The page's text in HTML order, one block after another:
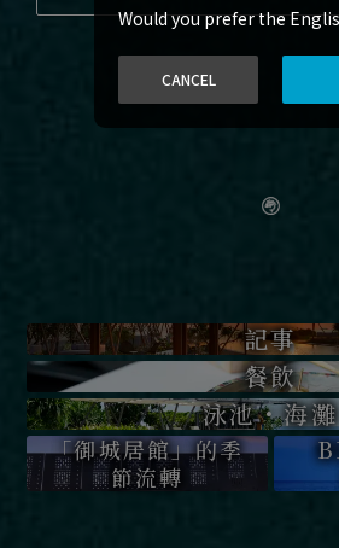
Would you prefer the
CANCEL
記事
餐飲
泳池・海灘
「御城居館」的季
節流轉